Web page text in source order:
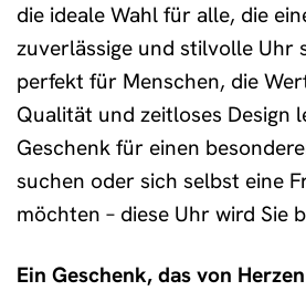
die ideale Wahl für alle, die
zuverlässige und stilvolle Uhr
perfekt für Menschen, die
Qualität und zeitloses Design
Geschenk für einen
suchen oder sich selbst eine
möchten – diese Uhr wird Sie
Ein Geschenk, das von